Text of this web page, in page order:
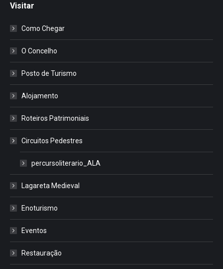
Visitar
Como Chegar
O Concelho
Posto de Turismo
Alojamento
Roteiros Patrimoniais
Circuitos Pedestres
percursoliterario_ALA
Lagareta Medieval
Enoturismo
Eventos
Restauração